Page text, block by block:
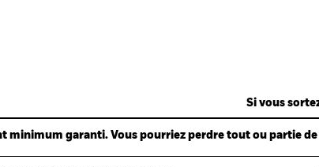
Si vous
minimum garanti. Vous pourriez perdre tout ou partie